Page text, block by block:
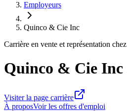
Employeurs
Quinco & Cie Inc
Carrière en vente et représentation chez
Quinco & Cie Inc
Visiter la page carrière
À proposVoir les offres d'emploi